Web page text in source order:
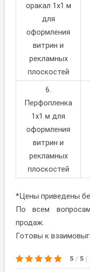
оракал 1х1 м
для
оформления
витрин и
рекламных
плоскостей
6.
Перфопленка
1х1 м для
оформления
витрин и
рекламных
плоскостей
*Цены приведены
По всем
продаж.
Готовы к
5 / 5 (